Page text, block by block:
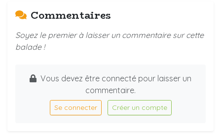
Commentaires
Soyez le premier à laisser un commentaire sur cette
balade !
Vous devez être connecté pour laisser un
commentaire.
Se connecter Créer un compte